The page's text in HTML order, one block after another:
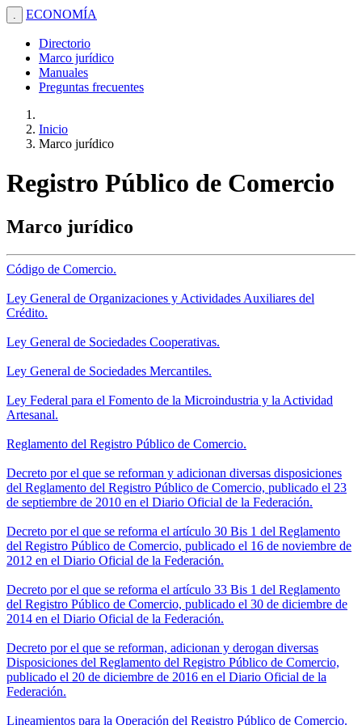
. ECONOMÍA
Directorio
Marco jurídico
Manuales
Preguntas frecuentes
Inicio
Marco jurídico
Registro Público de Comercio
Marco jurídico
Código de Comercio.
Ley General de Organizaciones y Actividades Auxiliares del
Crédito.
Ley General de Sociedades Cooperativas.
Ley General de Sociedades Mercantiles.
Ley Federal para el Fomento de la Microindustria y la Actividad
Artesanal.
Reglamento del Registro Público de Comercio.
Decreto por el que se reforman y adicionan diversas disposiciones
del Reglamento del Registro Público de Comercio, publicado el 23
de septiembre de 2010 en el Diario Oficial de la Federación.
Decreto por el que se reforma el artículo 30 Bis 1 del Reglamento
del Registro Público de Comercio, publicado el 16 de noviembre de
2012 en el Diario Oficial de la Federación.
Decreto por el que se reforma el artículo 33 Bis 1 del Reglamento
del Registro Público de Comercio, publicado el 30 de diciembre de
2014 en el Diario Oficial de la Federación.
Decreto por el que se reforman, adicionan y derogan diversas
Disposiciones del Reglamento del Registro Público de Comercio,
publicado el 20 de diciembre de 2016 en el Diario Oficial de la
Federación.
Lineamientos para la Operación del Registro Público de Comercio.